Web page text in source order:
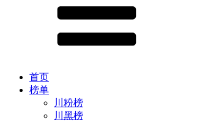
首页
榜单
川粉榜
川黑榜